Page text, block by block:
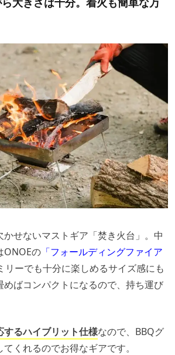
かせないマストギア「焚き火台」。中
ONOEの 「フォールディングファイア
リーでも十分に楽しめるサイズ感にも
めばコンパクトになるので、持ち運び
するハイブリット仕様なので、BBQグ
くれるのでお得なギアです。